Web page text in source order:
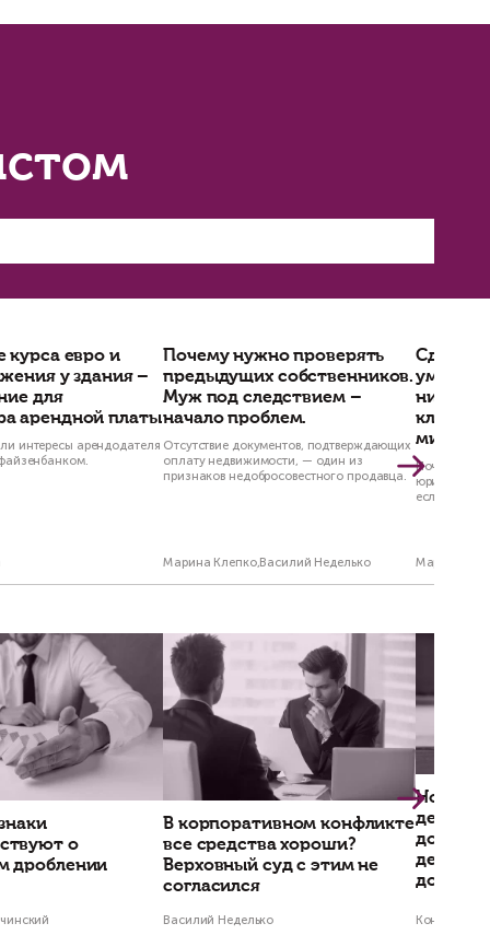
Сичинский
теме?
юристом
Получить консультацию